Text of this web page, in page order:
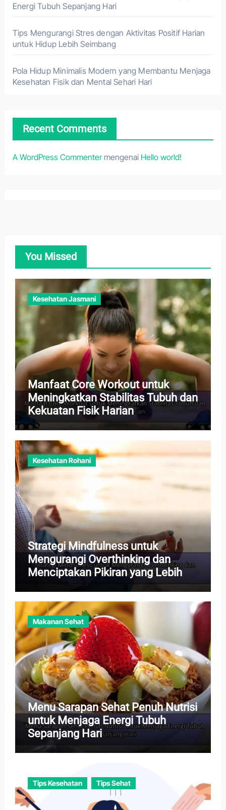
Energi Tubuh Sepanjang Hari
Tips Mengurangi Stres dengan Aktivitas Positif Harian
untuk Hidup Lebih Seimbang
Pola Hidup Minimalis Modern yang Membantu Menjaga
Kesehatan Fisik dan Mental Sehari Hari
Recent Comments
A WordPress Commentermengenai Hello world!
You Missed
Kesehatan Jasmani
Manfaat Core Workout untuk
Meningkatkan Stabilitas Tubuh dan
Kekuatan Fisik Harian
Kesehatan Rohani
Strategi Mindfulness untuk
Mengurangi Overthinking dan
Menciptakan Pikiran yang Lebih
Makanan Sehat
Menu Sarapan Sehat Penuh Nutrisi
untuk Menjaga Energi Tubuh
Sepanjang Hari
Tips Kesehatan Tips Sehat